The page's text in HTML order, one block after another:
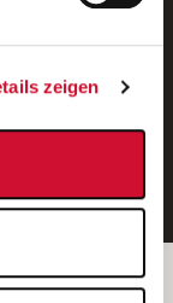
zeigen